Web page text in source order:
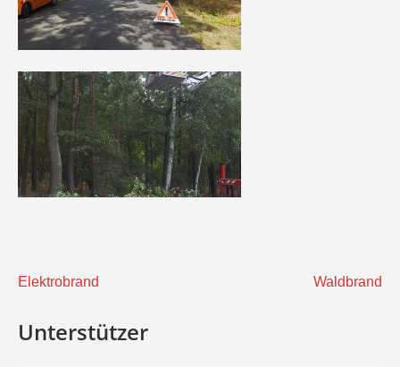
Beitragsnavigation
Elektrobrand Waldbrand
Unterstützer